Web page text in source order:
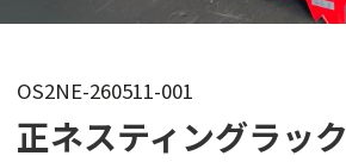
OS2NE-260511-001
正ネスティングラック